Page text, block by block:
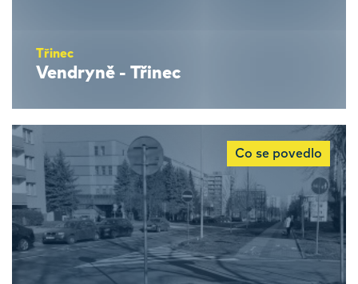
Třinec
Vendryně - Třinec
Co se povedlo